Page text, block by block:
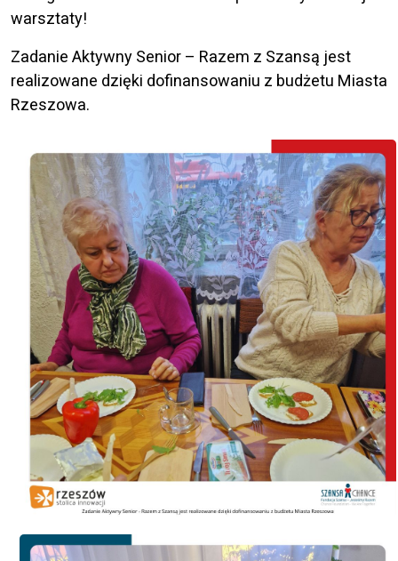
warsztaty!
Zadanie Aktywny Senior – Razem z Szansą jest
realizowane dzięki dofinansowaniu z budżetu Miasta
Rzeszowa.